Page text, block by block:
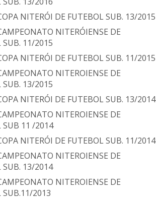
NITERÓI DE FUTEBOL SUB. 13/2015
NITERÓIENSE DE
SUB. 11/2015
NITERÓI DE FUTEBOL SUB. 11/2015
NITEROIENSE DE
SUB. 13/2015
NITERÓI DE FUTEBOL SUB. 13/2014
NITEROIENSE DE
SUB 11 /2014
NITERÓI DE FUTEBOL SUB. 11/2014
NITEROIENSE DE
SUB. 13/2014
NITEROIENSE DE
SUB.11/2013